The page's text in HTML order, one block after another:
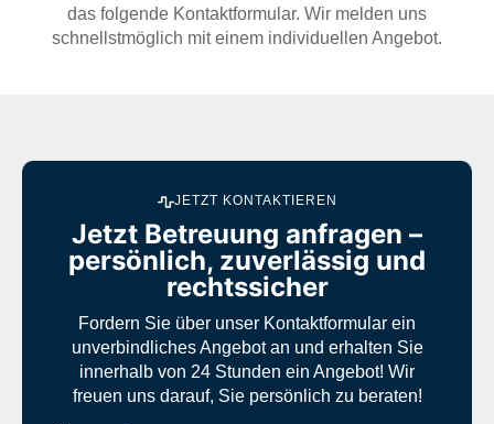
das folgende Kontaktformular. Wir melden uns
schnellstmöglich mit einem individuellen Angebot.
JETZT KONTAKTIEREN
Jetzt Betreuung anfragen –
persönlich, zuverlässig und
rechtssicher
Fordern Sie über unser Kontaktformular ein
unverbindliches Angebot an und erhalten Sie
innerhalb von 24 Stunden ein Angebot! Wir
freuen uns darauf, Sie persönlich zu beraten!